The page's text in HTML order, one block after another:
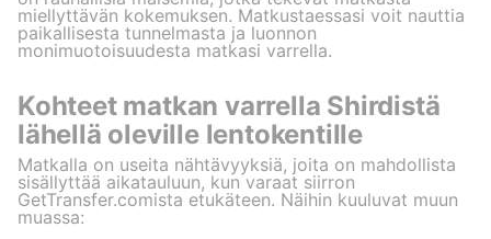
miellyttävän kokemuksen. Matkustaessasi voit nauttia
paikallisesta tunnelmasta ja luonnon
monimuotoisuudesta matkasi varrella.
Kohteet matkan varrella Shirdistä
lähellä oleville lentokentille
Matkalla on useita nähtävyyksiä, joita on mahdollista
sisällyttää aikatauluun, kun varaat siirron
GetTransfer.comista etukäteen. Näihin kuuluvat muun
muassa: